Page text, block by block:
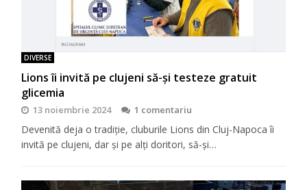
DIVERSE
Lions îi invită pe clujeni să-şi testeze gratuit
glicemia
13 noiembrie 2024 1 comentariu
Devenită deja o tradiţie, cluburile Lions din Cluj-Napoca îi
invită pe clujeni, dar şi pe alţi doritori, să-şi…